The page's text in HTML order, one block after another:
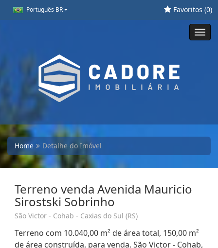
Português BR Favoritos (0)
Home Detalhe do Imóvel
Terreno venda Avenida Mauricio
Sirostski Sobrinho
São Victor - Cohab - Caxias do Sul (RS)
Terreno com 10.040,00 m² de área total, 150,00 m²
de área construída, para venda. São Victor - Cohab,